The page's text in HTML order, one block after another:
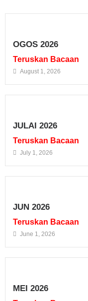
OGOS 2026
Teruskan Bacaan
August 1, 2026
JULAI 2026
Teruskan Bacaan
July 1, 2026
JUN 2026
Teruskan Bacaan
June 1, 2026
MEI 2026